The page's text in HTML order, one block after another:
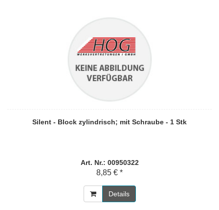
Silent - Block zylindrisch; mit Schraube - 1 Stk
Art. Nr.: 00950322
8,85 € *
Details